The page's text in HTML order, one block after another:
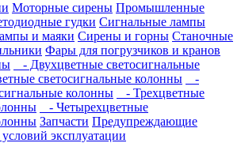
Моторные сирены Промышленные
гудки Сигнальные лампы
и маяки Сирены и горны Станочные
Фары для погрузчиков и кранов
- Двухцветные светосигнальные
светосигнальные колонны
-
колонны
- Трехцветные
- Четырехцветные
Запчасти Предупреждающие
эксплуатации